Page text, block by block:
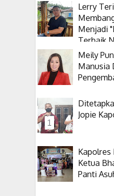
Lerry
Menjadi
Terbaik
Meily
Manusia
Jopie
Kapolres
Ketua
Panti